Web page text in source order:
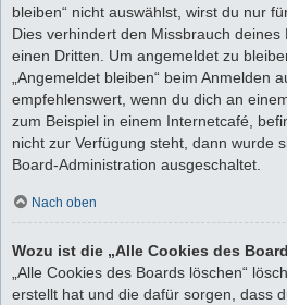
bleiben“ nicht auswählst, wirst du nur
Dies verhindert den Missbrauch deines
einen Dritten. Um angemeldet zu
„Angemeldet bleiben“ beim Anmelden
empfehlenswert, wenn du dich an
zum Beispiel in einem Internetcafé,
nicht zur Verfügung steht, dann wurde
Board-Administration ausgeschaltet.
Nach oben
Wozu ist die „Alle Cookies des
„Alle Cookies des Boards löschen“
erstellt hat und die dafür sorgen, dass